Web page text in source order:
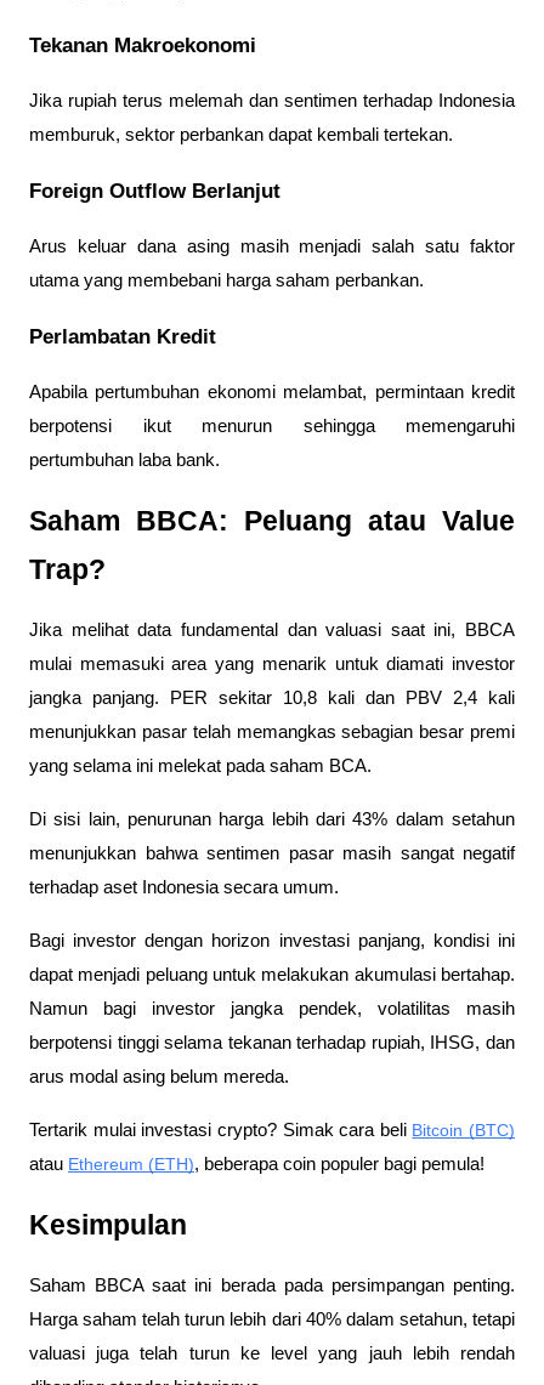
Tekanan Makroekonomi
Jika rupiah terus melemah dan sentimen terhadap Indonesia
memburuk, sektor perbankan dapat kembali tertekan.
Foreign Outflow Berlanjut
Arus keluar dana asing masih menjadi salah satu faktor
utama yang membebani harga saham perbankan.
Perlambatan Kredit
Apabila pertumbuhan ekonomi melambat, permintaan kredit
berpotensi ikut menurun sehingga memengaruhi
pertumbuhan laba bank.
Saham BBCA: Peluang atau Value
Trap?
Jika melihat data fundamental dan valuasi saat ini, BBCA
mulai memasuki area yang menarik untuk diamati investor
jangka panjang. PER sekitar 10,8 kali dan PBV 2,4 kali
menunjukkan pasar telah memangkas sebagian besar premi
yang selama ini melekat pada saham BCA.
Di sisi lain, penurunan harga lebih dari 43% dalam setahun
menunjukkan bahwa sentimen pasar masih sangat negatif
terhadap aset Indonesia secara umum.
Bagi investor dengan horizon investasi panjang, kondisi ini
dapat menjadi peluang untuk melakukan akumulasi bertahap.
Namun bagi investor jangka pendek, volatilitas masih
berpotensi tinggi selama tekanan terhadap rupiah, IHSG, dan
arus modal asing belum mereda.
Tertarik mulai investasi crypto? Simak cara beli Bitcoin (BTC)
atau Ethereum (ETH), beberapa coin populer bagi pemula!
Kesimpulan
Saham BBCA saat ini berada pada persimpangan penting.
Harga saham telah turun lebih dari 40% dalam setahun, tetapi
valuasi juga telah turun ke level yang jauh lebih rendah